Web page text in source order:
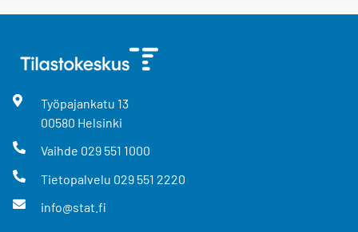
Työpajankatu 13
00580 Helsinki
Vaihde 029 551 1000
Tietopalvelu 029 551 2220
info@stat.fi